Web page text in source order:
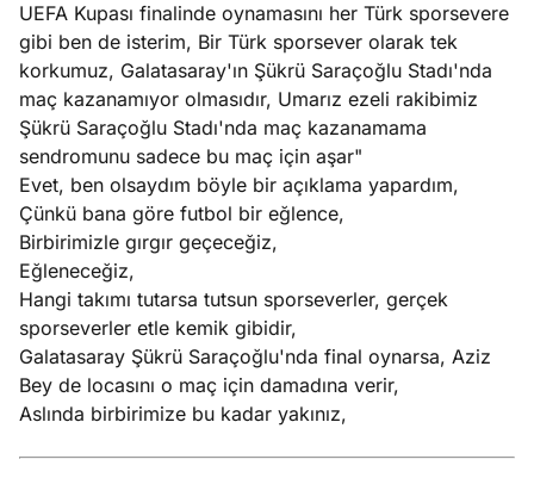
UEFA Kupası finalinde oynamasını her Türk sporsevere
gibi ben de isterim, Bir Türk sporsever olarak tek
korkumuz, Galatasaray'ın Şükrü Saraçoğlu Stadı'nda
maç kazanamıyor olmasıdır, Umarız ezeli rakibimiz
Şükrü Saraçoğlu Stadı'nda maç kazanamama
sendromunu sadece bu maç için aşar"
Evet, ben olsaydım böyle bir açıklama yapardım,
Çünkü bana göre futbol bir eğlence,
Birbirimizle gırgır geçeceğiz,
Eğleneceğiz,
Hangi takımı tutarsa tutsun sporseverler, gerçek
sporseverler etle kemik gibidir,
Galatasaray Şükrü Saraçoğlu'nda final oynarsa, Aziz
Bey de locasını o maç için damadına verir,
Aslında birbirimize bu kadar yakınız,